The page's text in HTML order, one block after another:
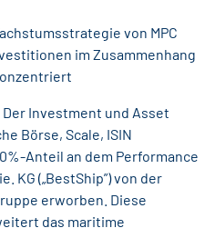
von MPC
im Zusammenhang
Der Investment und Asset
Börse, Scale, ISIN
Anteil an dem Performance
KG („BestShip”) von der
erworben. Diese
das maritime